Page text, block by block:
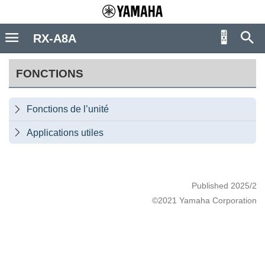
FONCTIONS
 Fonctions de l’unité
 Applications utiles
Published 2025/2
©2021 Yamaha Corporation
RX-A8A